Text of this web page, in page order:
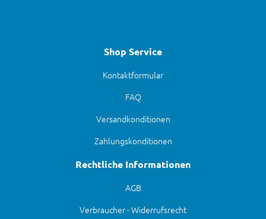
Shop Service
Kontaktformular
FAQ
Versandkonditionen
Zahlungskonditionen
Rechtliche Informationen
AGB
Verbraucher - Widerrufsrecht